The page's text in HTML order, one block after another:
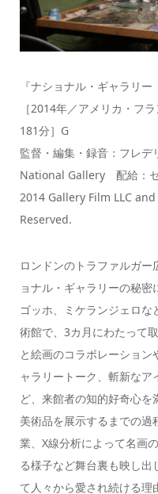
『ナショナル・ギャラリ
［2014年／アメリカ・フ
181分］G
監督・編集・録音：フレ
National Gallery 配給：
2014 Gallery Film LLC
Reserved.
ロンドンのトラファルガ
ョナル・ギャラリーの秘密
ゴッホ、ミケランジェロ
術館で、3カ月にわたって
と絵画のコラボレーショ
ャラリートーク、斬新な
ど、来館者の知的好奇心を
美術品を展示するまでの
業、X線分析によって名画
る様子など舞台裏も映し
て人々から愛され続ける理